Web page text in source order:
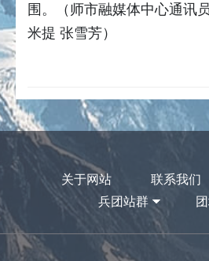
围。（师市融媒体中心通讯
米提 张雪芳）
关于网站 联系我们
兵团站群